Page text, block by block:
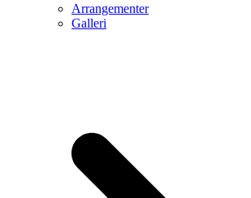
Arrangementer
Galleri